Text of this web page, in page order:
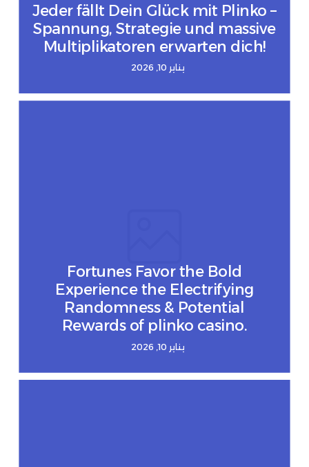
Jeder fällt Dein Glück mit Plinko –
Spannung, Strategie und massive
Multiplikatoren erwarten dich!
يناير 10, 2026
Fortunes Favor the Bold
Experience the Electrifying
Randomness & Potential
Rewards of plinko casino.
يناير 10, 2026